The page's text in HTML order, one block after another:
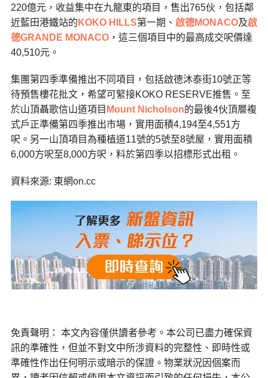
220億元，收益集中在九龍東的項目，售出765伙，包括鄰
近藍田港鐵站的 KOKO HILLS第一期、 啟德MONACO及啟
德GRANDE MONACO，這三個項目中的最高成交呎價達
40,510元。
集團第四季準備推出不同項目，包括啟德沐泰街10號正等
待預售樓花批文，希望可緊接KOKO RESERVE推售。至
於山頂聶歌信山道項目 Mount Nicholson的最後4伙頂層複
式戶正準備第四季推出市場，實用面積4,194至4,551方
呎。另一山頂項目為種植道11號的5號至8號屋，實用面積
6,000方呎至8,000方呎，料於第四季以招標形式出租。
資料來源: 東網on.cc
免責聲明： 本文內容僅供讀者參考。本公司已盡力確保資
訊的準確性，但並不對文中所涉資料的完整性、即時性或
準確性作出任何明示或暗示的保證。物業狀況因個案而